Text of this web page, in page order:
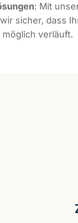
: Mit
sicher, dass
verläuft.